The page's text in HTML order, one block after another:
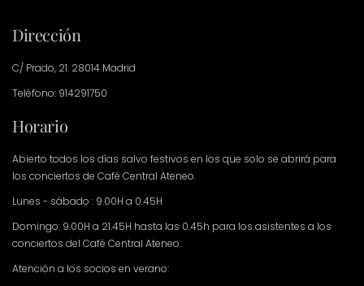
Dirección
C/ Prado, 21. 28014 Madrid
Teléfono: 914291750
Horario
Abierto todos los días salvo festivos en los que solo se abrirá para
los conciertos de Café Central Ateneo.
Lunes - sábado : 9.00H a 0.45H
Domingo: 9.00H a 21.45H hasta las 0.45h para los asistentes a los
conciertos del Café Central Ateneo.
Atención a los socios en verano: